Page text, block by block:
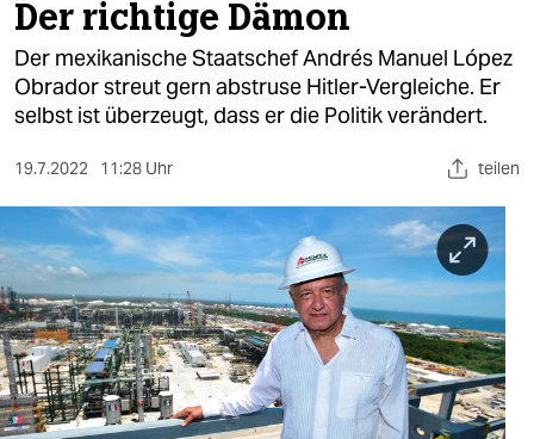
politik
öko
sport
berlin
nord
wahrheit
Der richtige Dämon
Der mexikanische Staatschef Andrés Manuel López
Obrador streut gern abstruse Hitler-Vergleiche. Er
selbst ist überzeugt, dass er die Politik verändert.
19.7.2022 11:28 Uhr teilen